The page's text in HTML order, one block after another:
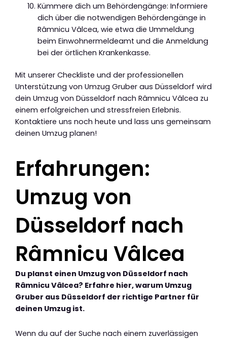
Kümmere dich um Behördengänge: Informiere
dich über die notwendigen Behördengänge in
Râmnicu Vâlcea, wie etwa die Ummeldung
beim Einwohnermeldeamt und die Anmeldung
bei der örtlichen Krankenkasse.
Mit unserer Checkliste und der professionellen
Unterstützung von Umzug Gruber aus Düsseldorf wird
dein Umzug von Düsseldorf nach Râmnicu Vâlcea zu
einem erfolgreichen und stressfreien Erlebnis.
Kontaktiere uns noch heute und lass uns gemeinsam
deinen Umzug planen!
Erfahrungen:
Umzug von
Düsseldorf nach
Râmnicu Vâlcea
Du planst einen Umzug von Düsseldorf nach
Râmnicu Vâlcea? Erfahre hier, warum Umzug
Gruber aus Düsseldorf der richtige Partner für
deinen Umzug ist.
Wenn du auf der Suche nach einem zuverlässigen